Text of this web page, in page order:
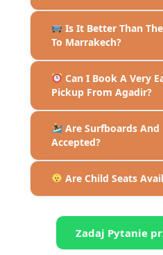
Is It Better Than
To Marrakech?
Can I Book A Very
Pickup From Agadir?
Are Surfboards And
Accepted?
Are Child Seats
Zadaj Pytanie